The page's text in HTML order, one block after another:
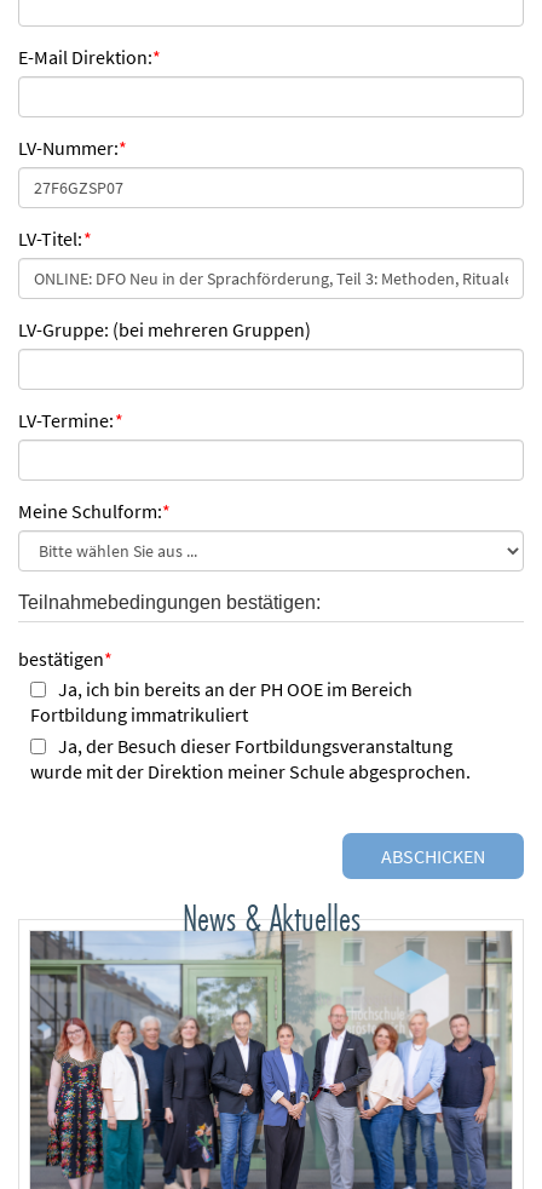
E-Mail Direktion:*
LV-Nummer:*
LV-Titel:*
LV-Gruppe: (bei mehreren Gruppen)
LV-Termine:*
Meine Schulform:*
Teilnahmebedingungen bestätigen:
bestätigen*
Ja, ich bin bereits an der PH OOE im Bereich
Fortbildung immatrikuliert
Ja, der Besuch dieser Fortbildungsveranstaltung
wurde mit der Direktion meiner Schule abgesprochen.
News & Aktuelles